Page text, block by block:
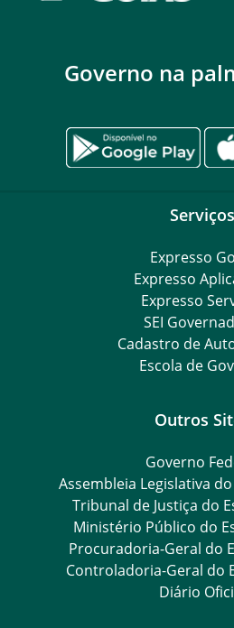
Governo na
Serviços
Expresso
Expresso
Expresso
SEI
Cadastro de
Escola de
Outros
Governo
Assembleia Legislativa
Tribunal de Justiça do
Ministério Público do
Procuradoria-Geral do
Controladoria-Geral do
Diário